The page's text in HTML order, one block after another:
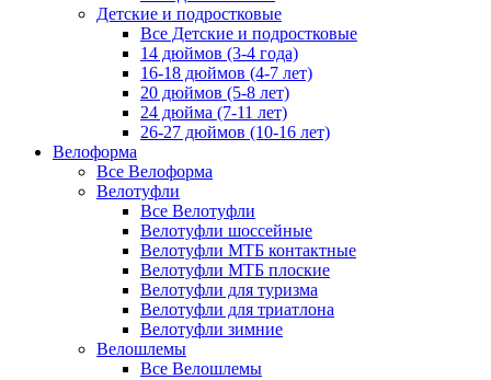
Детские и подростковые
Все Детские и подростковые
14 дюймов (3-4 года)
16-18 дюймов (4-7 лет)
20 дюймов (5-8 лет)
24 дюйма (7-11 лет)
26-27 дюймов (10-16 лет)
Велоформа
Все Велоформа
Велотуфли
Все Велотуфли
Велотуфли шоссейные
Велотуфли МТБ контактные
Велотуфли МТБ плоские
Велотуфли для туризма
Велотуфли для триатлона
Велотуфли зимние
Велошлемы
Все Велошлемы